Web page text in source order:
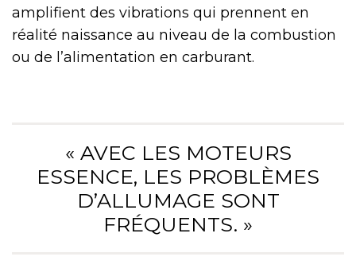
amplifient des vibrations qui prennent en
réalité naissance au niveau de la combustion
ou de l’alimentation en carburant.
« AVEC LES MOTEURS
ESSENCE, LES PROBLÈMES
D’ALLUMAGE SONT
FRÉQUENTS. »